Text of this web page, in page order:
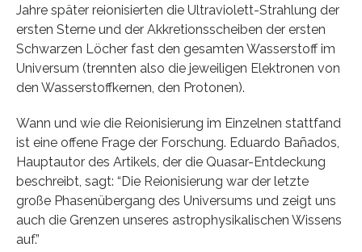
Jahre später reionisierten die Ultraviolett-Strahlung der
ersten Sterne und der Akkretionsscheiben der ersten
Schwarzen Löcher fast den gesamten Wasserstoff im
Universum (trennten also die jeweiligen Elektronen von
den Wasserstoffkernen, den Protonen).
Wann und wie die Reionisierung im Einzelnen stattfand
ist eine offene Frage der Forschung. Eduardo Bañados,
Hauptautor des Artikels, der die Quasar-Entdeckung
beschreibt, sagt: “Die Reionisierung war der letzte
große Phasenübergang des Universums und zeigt uns
auch die Grenzen unseres astrophysikalischen Wissens
auf.”